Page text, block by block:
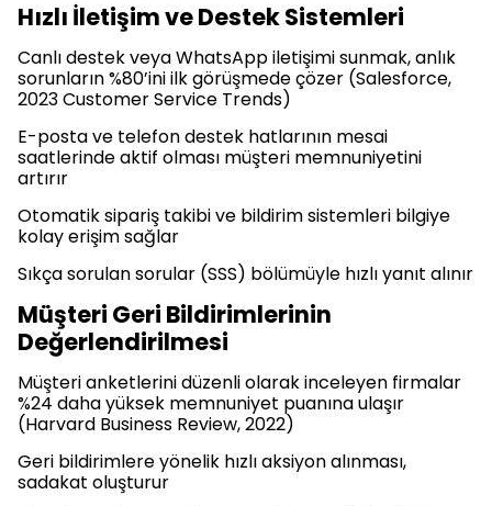
Hızlı İletişim ve Destek Sistemleri
Canlı destek veya WhatsApp iletişimi sunmak, anlık
sorunların %80’ini ilk görüşmede çözer (Salesforce,
2023 Customer Service Trends)
E-posta ve telefon destek hatlarının mesai
saatlerinde aktif olması müşteri memnuniyetini
artırır
Otomatik sipariş takibi ve bildirim sistemleri bilgiye
kolay erişim sağlar
Sıkça sorulan sorular (SSS) bölümüyle hızlı yanıt alınır
Müşteri Geri Bildirimlerinin
Değerlendirilmesi
Müşteri anketlerini düzenli olarak inceleyen firmalar
%24 daha yüksek memnuniyet puanına ulaşır
(Harvard Business Review, 2022)
Geri bildirimlere yönelik hızlı aksiyon alınması,
sadakat oluşturur